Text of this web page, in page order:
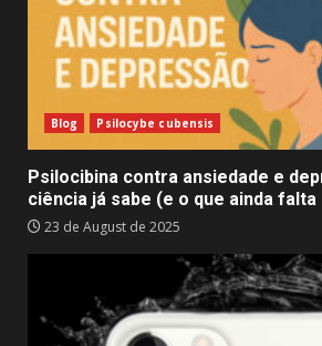
Blog Psilocybe cubensis
Psilocibina contra ansiedade e
ciência já sabe (e o que ainda
23 de August de 2025